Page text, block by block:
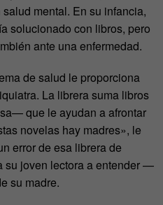
mental. En su infancia,
solucionado con libros, pero
ante una enfermedad.
de salud le proporciona
La librera suma libros
que le ayudan a afrontar
novelas hay madres», le
error de esa librera de
su joven lectora a entender —
su madre.